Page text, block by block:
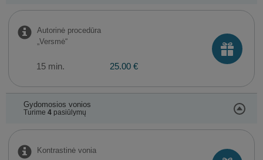
Autorinė procedūra
„Versmė“
15 min. 25.00 €
Gydomosios vonios
Turime 4pasiūlymų
Kontrastinė vonia